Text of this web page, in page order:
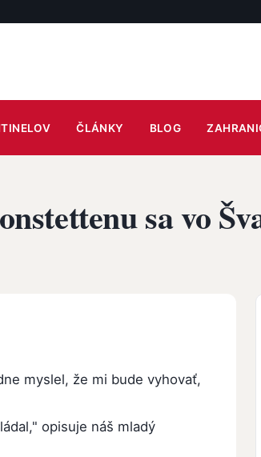
ČLÁNKY BLOG
sa vo
myslel, že mi bude vyhovať,
opisuje náš mladý